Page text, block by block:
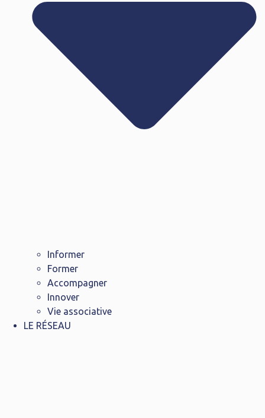
Informer
Former
Accompagner
Innover
Vie associative
LE RÉSEAU